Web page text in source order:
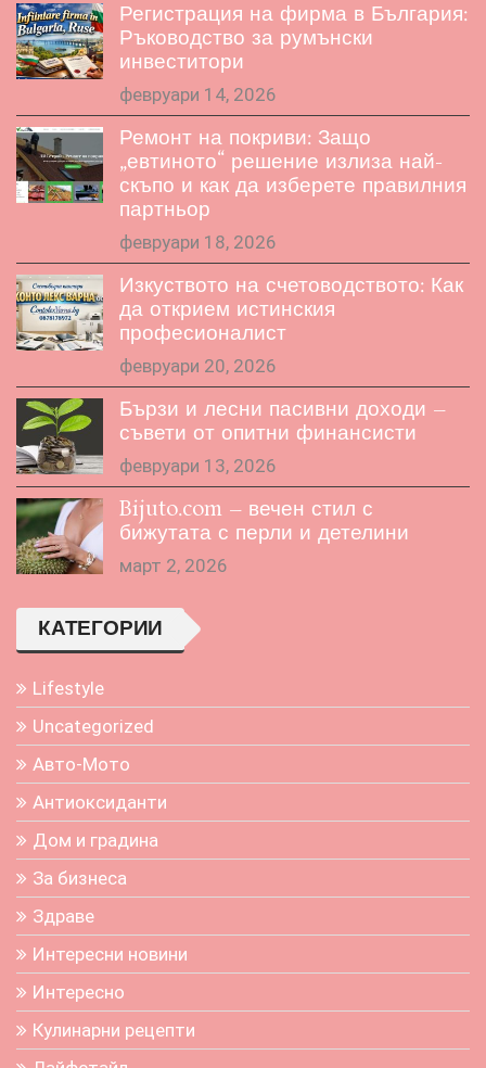
Регистрация на фирма в България:
Ръководство за румънски
инвеститори
февруари 14, 2026
Ремонт на покриви: Защо
„евтиното“ решение излиза най-
скъпо и как да изберете правилния
партньор
февруари 18, 2026
Изкуството на счетоводството: Как
да открием истинския
професионалист
февруари 20, 2026
Бързи и лесни пасивни доходи –
съвети от опитни финансисти
февруари 13, 2026
Bijuto.com – вечен стил с
бижутата с перли и детелини
март 2, 2026
КАТЕГОРИИ
Lifestyle
Uncategorized
Авто-Мото
Антиоксиданти
Дом и градина
За бизнеса
Здраве
Интересни новини
Интересно
Кулинарни рецепти